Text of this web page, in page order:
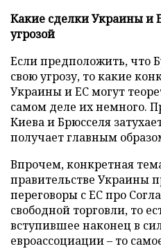
Какие сделки Украины и
угрозой
Если предположить, что
свою угрозу, то какие
Украины и ЕС могут
самом деле их немного.
Киева и Брюсселя
получает главным
Впрочем, конкретная
правительстве Украины
переговоры с ЕС про
свободной торговли, то
вступившее наконец в
евроассоциации – то